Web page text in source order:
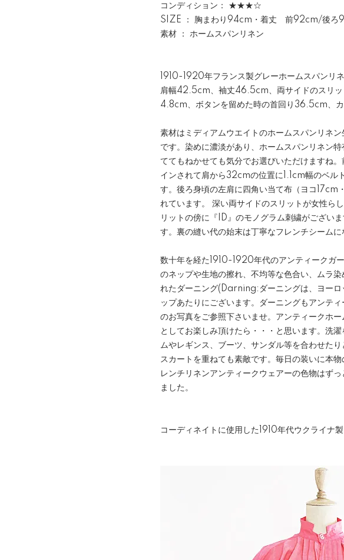
コンディション： ★★★☆
SIZE ： 胸まわり94cm・着丈 前92cm/後ろ
素材 ： ホームスパンリネン
1910-1920年フランス製グレーホームスパンリネ
肩幅42.5cm、袖丈46.5cm、両サイドのスリ
4.8cm、ボタンを留めた時の首回り36.5cm、
素材はミディアムウエイトのホームスパンリネ
です。染めに濃淡があり、ホームスパンリネン
ててもねかせても気分でお選びいただけますね
インされて肩から32cmの位置に1.1cm幅のベル
す。後ろ身頃の左肩に四角い当て布（ヨコ
れています。 深い両サイドのスリットが女性ら
リットの傍に『ID』のモノグラム刺繍がござい
す。裏の縫い代の始末は丁寧なフレンチシームに
数十年を経た1910-1920年代のアンティークガ
のネップや生地の擦れ、不均等な色合い、ムラ
れたダーニング(Darning:ダーニングは、ヨーロ
ップあたりにございます。ダーニングもアンテ
のお写真をご参照下さいませ。アンティークホ
としてお楽しみ頂けたら・・・と思います。洗
ムやレギンス、ブーツ、サンダル等を合わせた
スカートを重ねても素敵です。毎日の装いに本
レンチリネンアンティークウェアーの色物はず
ました。
コーディネイトに使用した1910年代ウクライナ